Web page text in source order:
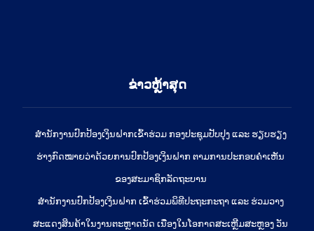
ຂ່າວຫຼ້າສຸດ
ສໍານັກງານປົກປ້ອງເງິນຝາກເຂົ້າຮ່ວມ ກອງປະຊຸມປັບປຸງ ແລະ ຮຽບຮຽງ
ຮ່າງກົດໝາຍວ່າດ້ວຍການປົກປ້ອງເງິນຝາກ ຕາມການປະກອບຄຳເຫັນ
ຂອງສະມາຊິກລັດຖະບານ
ສຳນັກງານປົກປ້ອງເງິນຝາກ ເຂົ້າຮ່ວມພິທີປະຖະກະຖາ ແລະ ຮ່ວມວາງ
ສະແດງສິນຄ້າໃນງານຕະຫຼາດນັດ ເນື່ອງໃນໂອກາດສະເຫຼີມສະຫຼອງ ວັນ